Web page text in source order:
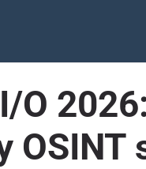
O
OSINT